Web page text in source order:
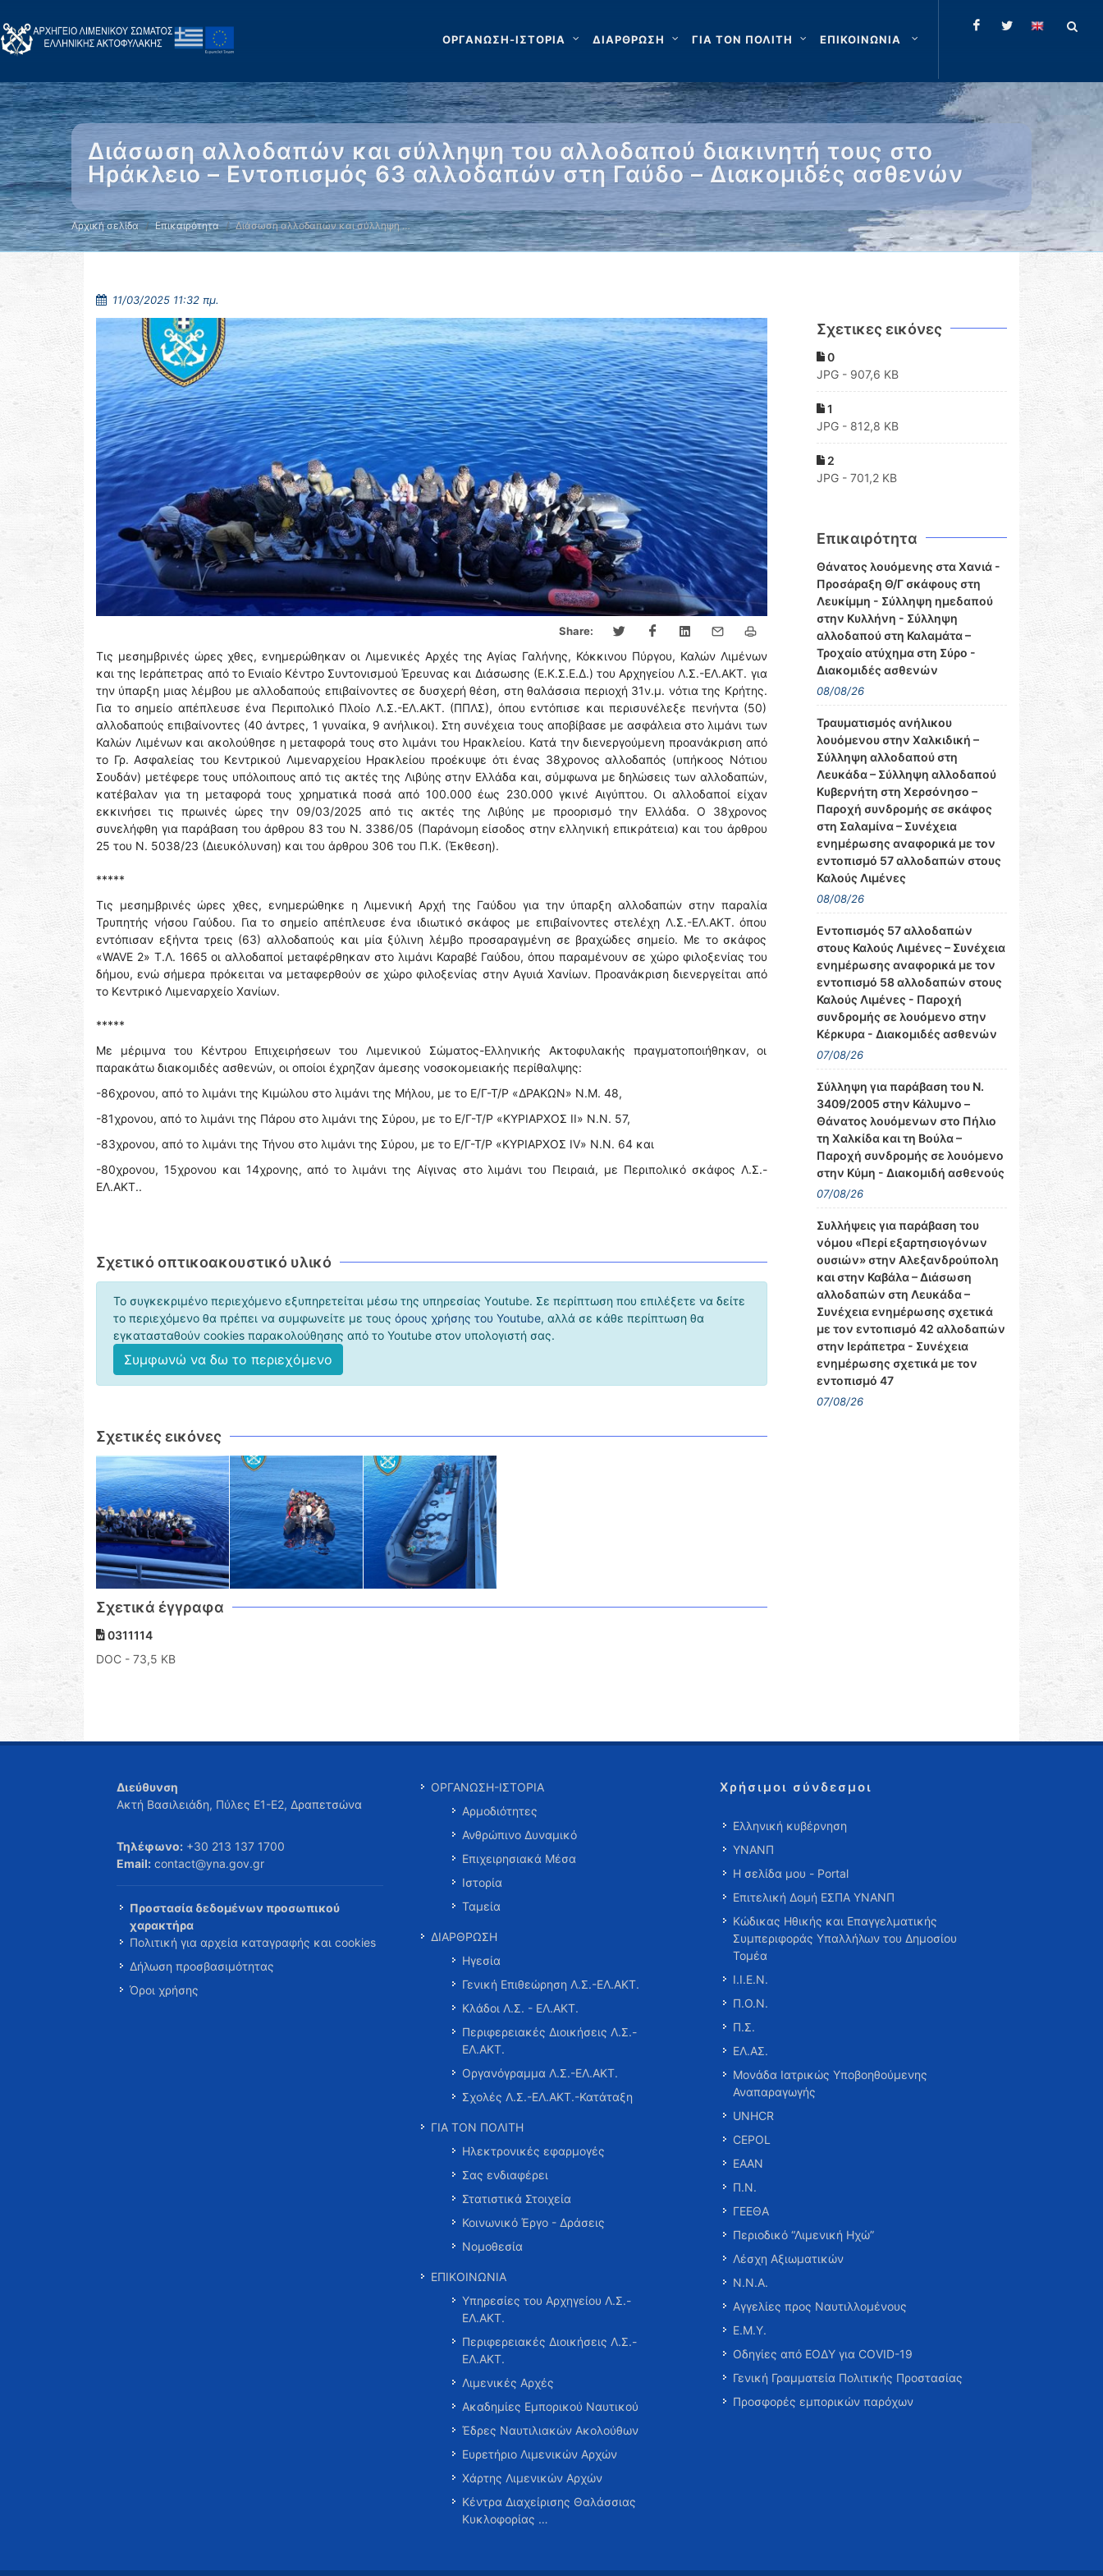
ΟΡΓΑΝΩΣΗ-ΙΣΤΟΡΙΑ ΔΙΑΡΘΡΩΣΗ ΓΙΑ ΤΟΝ ΠΟΛΙΤΗ ΕΠΙΚΟΙΝΩΝΙΑ
Διάσωση αλλοδαπών και σύλληψη του αλλοδαπού διακινητή τους στο
Ηράκλειο – Εντοπισμός 63 αλλοδαπών στη Γαύδο – Διακομιδές ασθενών
Αρχική σελίδα Επικαιρότητα Διάσωση αλλοδαπών και σύλληψη …
11/03/2025 11:32 πμ.
Share:
Τις μεσημβρινές ώρες χθες, ενημερώθηκαν οι Λιμενικές Αρχές της Αγίας Γαλήνης, Κόκκινου Πύργου, Καλών Λιμένων
και της Ιεράπετρας από το Ενιαίο Κέντρο Συντονισμού Έρευνας και Διάσωσης (Ε.Κ.Σ.Ε.Δ.) του Αρχηγείου Λ.Σ.-ΕΛ.ΑΚΤ. για
την ύπαρξη μιας λέμβου με αλλοδαπούς επιβαίνοντες σε δυσχερή θέση, στη θαλάσσια περιοχή 31ν.μ. νότια της Κρήτης.
Για το σημείο απέπλευσε ένα Περιπολικό Πλοίο Λ.Σ.-ΕΛ.ΑΚΤ. (ΠΠΛΣ), όπου εντόπισε και περισυνέλεξε πενήντα (50)
αλλοδαπούς επιβαίνοντες (40 άντρες, 1 γυναίκα, 9 ανήλικοι). Στη συνέχεια τους αποβίβασε με ασφάλεια στο λιμάνι των
Καλών Λιμένων και ακολούθησε η μεταφορά τους στο λιμάνι του Ηρακλείου. Κατά την διενεργούμενη προανάκριση από
το Γρ. Ασφαλείας του Κεντρικού Λιμεναρχείου Ηρακλείου προέκυψε ότι ένας 38χρονος αλλοδαπός (υπήκοος Νότιου
Σουδάν) μετέφερε τους υπόλοιπους από τις ακτές της Λιβύης στην Ελλάδα και, σύμφωνα με δηλώσεις των αλλοδαπών,
κατέβαλαν για τη μεταφορά τους χρηματικά ποσά από 100.000 έως 230.000 γκινέ Αιγύπτου. Οι αλλοδαποί είχαν
εκκινήσει τις πρωινές ώρες την 09/03/2025 από τις ακτές της Λιβύης με προορισμό την Ελλάδα. Ο 38χρονος
συνελήφθη για παράβαση του άρθρου 83 του Ν. 3386/05 (Παράνομη είσοδος στην ελληνική επικράτεια) και του άρθρου
25 του Ν. 5038/23 (Διευκόλυνση) και του άρθρου 306 του Π.Κ. (Έκθεση).
*****
Τις μεσημβρινές ώρες χθες, ενημερώθηκε η Λιμενική Αρχή της Γαύδου για την ύπαρξη αλλοδαπών στην παραλία
Τρυπητής νήσου Γαύδου. Για το σημείο απέπλευσε ένα ιδιωτικό σκάφος με επιβαίνοντες στελέχη Λ.Σ.-ΕΛ.ΑΚΤ. όπου
εντόπισαν εξήντα τρεις (63) αλλοδαπούς και μία ξύλινη λέμβο προσαραγμένη σε βραχώδες σημείο. Με το σκάφος
«WAVE 2» Τ.Λ. 1665 οι αλλοδαποί μεταφέρθηκαν στο λιμάνι Καραβέ Γαύδου, όπου παραμένουν σε χώρο φιλοξενίας του
δήμου, ενώ σήμερα πρόκειται να μεταφερθούν σε χώρο φιλοξενίας στην Αγυιά Χανίων. Προανάκριση διενεργείται από
το Κεντρικό Λιμεναρχείο Χανίων.
*****
Με μέριμνα του Κέντρου Επιχειρήσεων του Λιμενικού Σώματος-Ελληνικής Ακτοφυλακής πραγματοποιήθηκαν, οι
παρακάτω διακομιδές ασθενών, οι οποίοι έχρηζαν άμεσης νοσοκομειακής περίθαλψης:
-86χρονου, από το λιμάνι της Κιμώλου στο λιμάνι της Μήλου, με το Ε/Γ-Τ/Ρ «ΔΡΑΚΩΝ» Ν.Μ. 48,
-81χρονου, από το λιμάνι της Πάρου στο λιμάνι της Σύρου, με το Ε/Γ-Τ/Ρ «ΚΥΡΙΑΡΧΟΣ IΙ» Ν.N. 57,
-83χρονου, από το λιμάνι της Τήνου στο λιμάνι της Σύρου, με το Ε/Γ-Τ/Ρ «ΚΥΡΙΑΡΧΟΣ IV» Ν.N. 64 και
-80χρονου, 15χρονου και 14χρονης, από το λιμάνι της Αίγινας στο λιμάνι του Πειραιά, με Περιπολικό σκάφος Λ.Σ.-
ΕΛ.ΑΚΤ..
Σχετικό οπτικοακουστικό υλικό
Το συγκεκριμένο περιεχόμενο εξυπηρετείται μέσω της υπηρεσίας Υoutube. Σε περίπτωση που επιλέξετε να δείτε
το περιεχόμενο θα πρέπει να συμφωνείτε με τους όρους χρήσης του Youtube, αλλά σε κάθε περίπτωση θα
εγκατασταθούν cookies παρακολούθησης από το Youtube στον υπολογιστή σας.
Συμφωνώ να δω το περιεχόμενο
Σχετικές εικόνες
Σχετικά έγγραφα
0311114
DOC - 73,5 KB
Σχετικες εικόνες
0
JPG - 907,6 KB
1
JPG - 812,8 KB
2
JPG - 701,2 KB
Επικαιρότητα
Θάνατος λουόμενης στα Χανιά -
Προσάραξη Θ/Γ σκάφους στη
Λευκίμμη - Σύλληψη ημεδαπού
στην Κυλλήνη - Σύλληψη
αλλοδαπού στη Καλαμάτα –
Τροχαίο ατύχημα στη Σύρο -
Διακομιδές ασθενών
08/08/26
Τραυματισμός ανήλικου
λουόμενου στην Χαλκιδική –
Σύλληψη αλλοδαπού στη
Λευκάδα – Σύλληψη αλλοδαπού
Κυβερνήτη στη Χερσόνησο –
Παροχή συνδρομής σε σκάφος
στη Σαλαμίνα – Συνέχεια
ενημέρωσης αναφορικά με τον
εντοπισμό 57 αλλοδαπών στους
Καλούς Λιμένες
08/08/26
Εντοπισμός 57 αλλοδαπών
στους Καλούς Λιμένες – Συνέχεια
ενημέρωσης αναφορικά με τον
εντοπισμό 58 αλλοδαπών στους
Καλούς Λιμένες - Παροχή
συνδρομής σε λουόμενο στην
Κέρκυρα - Διακομιδές ασθενών
07/08/26
Σύλληψη για παράβαση του Ν.
3409/2005 στην Κάλυμνο –
Θάνατος λουόμενων στο Πήλιο
τη Χαλκίδα και τη Βούλα –
Παροχή συνδρομής σε λουόμενο
στην Κύμη - Διακομιδή ασθενούς
07/08/26
Συλλήψεις για παράβαση του
νόμου «Περί εξαρτησιογόνων
ουσιών» στην Αλεξανδρούπολη
και στην Καβάλα – Διάσωση
αλλοδαπών στη Λευκάδα –
Συνέχεια ενημέρωσης σχετικά
με τον εντοπισμό 42 αλλοδαπών
στην Ιεράπετρα - Συνέχεια
ενημέρωσης σχετικά με τον
εντοπισμό 47
07/08/26
Διεύθυνση
Ακτή Βασιλειάδη, Πύλες Ε1-Ε2, Δραπετσώνα
Τηλέφωνο: +30 213 137 1700
Email: contact@yna.gov.gr
Προστασία δεδομένων προσωπικού
χαρακτήρα
Πολιτική για αρχεία καταγραφής και cookies
Δήλωση προσβασιμότητας
Όροι χρήσης
ΟΡΓΑΝΩΣΗ-ΙΣΤΟΡΙΑ
Αρμοδιότητες
Ανθρώπινο Δυναμικό
Επιχειρησιακά Μέσα
Ιστορία
Ταμεία
ΔΙΑΡΘΡΩΣΗ
Ηγεσία
Γενική Επιθεώρηση Λ.Σ.-ΕΛ.ΑΚΤ.
Κλάδοι Λ.Σ. - ΕΛ.ΑΚΤ.
Περιφερειακές Διοικήσεις Λ.Σ.-
ΕΛ.ΑΚΤ.
Οργανόγραμμα Λ.Σ.-ΕΛ.ΑΚΤ.
Σχολές Λ.Σ.-ΕΛ.ΑΚΤ.-Κατάταξη
ΓΙΑ ΤΟΝ ΠΟΛΙΤΗ
Ηλεκτρονικές εφαρμογές
Σας ενδιαφέρει
Στατιστικά Στοιχεία
Κοινωνικό Έργο - Δράσεις
Νομοθεσία
ΕΠΙΚΟΙΝΩΝΙΑ
Υπηρεσίες του Αρχηγείου Λ.Σ.-
ΕΛ.ΑΚΤ.
Περιφερειακές Διοικήσεις Λ.Σ.-
ΕΛ.ΑΚΤ.
Λιμενικές Αρχές
Ακαδημίες Εμπορικού Ναυτικού
Έδρες Ναυτιλιακών Ακολούθων
Ευρετήριο Λιμενικών Αρχών
Χάρτης Λιμενικών Αρχών
Κέντρα Διαχείρισης Θαλάσσιας
Κυκλοφορίας …
Χρήσιμοι σύνδεσμοι
Ελληνική κυβέρνηση
ΥΝΑΝΠ
Η σελίδα μου - Portal
Επιτελική Δομή ΕΣΠΑ ΥΝΑΝΠ
Κώδικας Ηθικής και Επαγγελματικής
Συμπεριφοράς Υπαλλήλων του Δημοσίου
Τομέα
Ι.Ι.Ε.Ν.
Π.Ο.Ν.
Π.Σ.
ΕΛ.ΑΣ.
Μονάδα Ιατρικώς Υποβοηθούμενης
Αναπαραγωγής
UNHCR
CEPOL
ΕΑΑΝ
Π.Ν.
ΓΕΕΘΑ
Περιοδικό “Λιμενική Ηχώ”
Λέσχη Αξιωματικών
Ν.Ν.Α.
Αγγελίες προς Ναυτιλλομένους
Ε.Μ.Υ.
Οδηγίες από ΕΟΔΥ για COVID-19
Γενική Γραμματεία Πολιτικής Προστασίας
Προσφορές εμπορικών παρόχων